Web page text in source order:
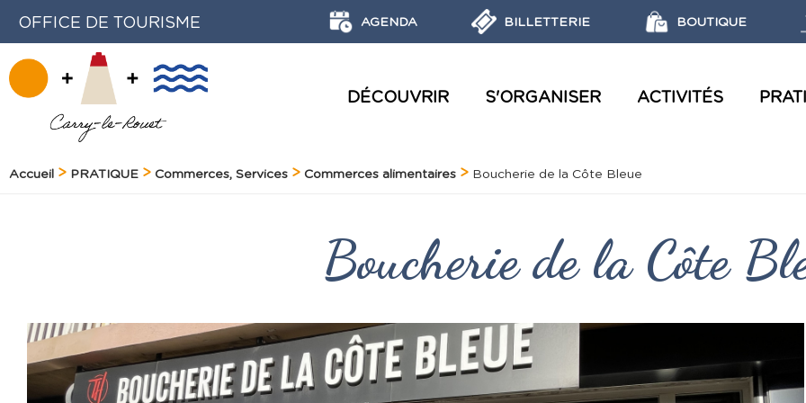
OFFICE DE TOURISME AGENDA BILLETTERIE BOUTIQUE
DÉCOUVRIR S'ORGANISER ACTIVITÉS
Accueil PRATIQUE Commerces, Services Commerces alimentaires Boucherie de la Côte Bleue
Boucherie de la Côte